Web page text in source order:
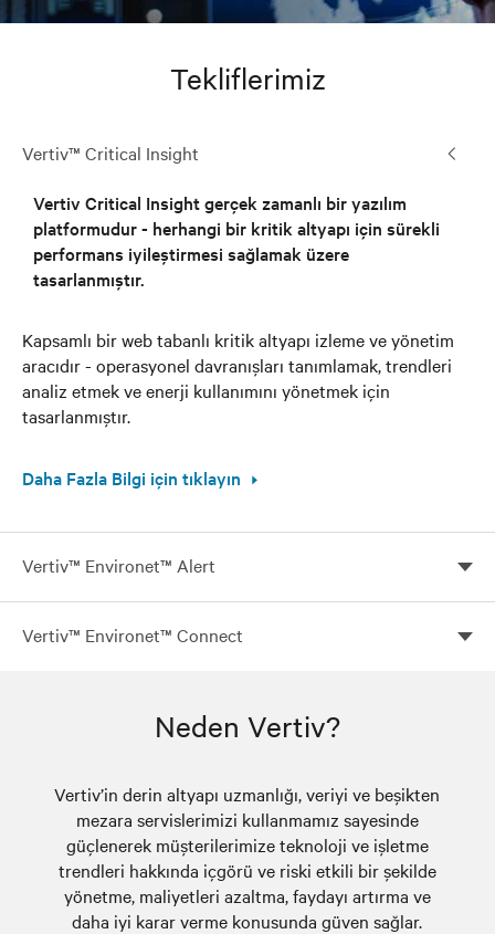
Tekliflerimiz
Vertiv™ Critical Insight
Vertiv Critical Insight gerçek zamanlı bir yazılım
platformudur - herhangi bir kritik altyapı için sürekli
performans iyileştirmesi sağlamak üzere
tasarlanmıştır.
Kapsamlı bir web tabanlı kritik altyapı izleme ve yönetim
aracıdır - operasyonel davranışları tanımlamak, trendleri
analiz etmek ve enerji kullanımını yönetmek için
tasarlanmıştır.
Daha Fazla Bilgi için tıklayın
Vertiv™ Environet™ Alert
ve kullanımı kolay kritik tesis izleme yazılımı sunar.
Vertiv™ Environet™ Connect
tanıyan bulut tabanlı bir platformdur. Bu çözüm,
sağlar.
Neden Vertiv?
Vertiv’in derin altyapı uzmanlığı, veriyi ve beşikten
mezara servislerimizi kullanmamız sayesinde
güçlenerek müşterilerimize teknoloji ve işletme
trendleri hakkında içgörü ve riski etkili bir şekilde
yönetme, maliyetleri azaltma, faydayı artırma ve
daha iyi karar verme konusunda güven sağlar.